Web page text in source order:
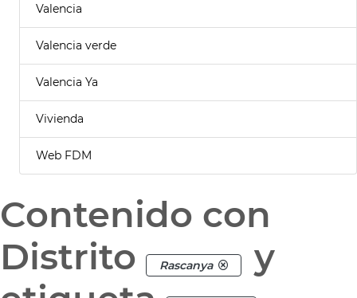
Valencia
Valencia verde
Valencia Ya
Vivienda
Web FDM
Contenido con
Distrito
Rascanya
y